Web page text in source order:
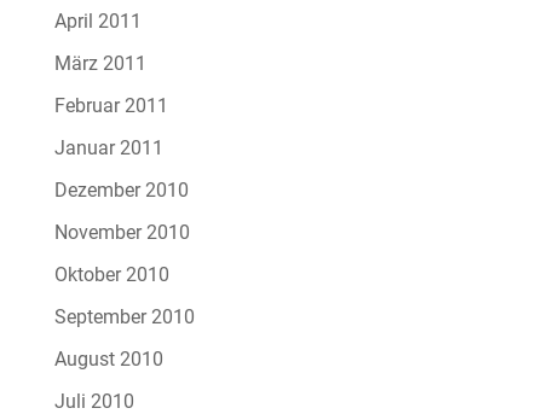
April 2011
März 2011
Februar 2011
Januar 2011
Dezember 2010
November 2010
Oktober 2010
September 2010
August 2010
Juli 2010